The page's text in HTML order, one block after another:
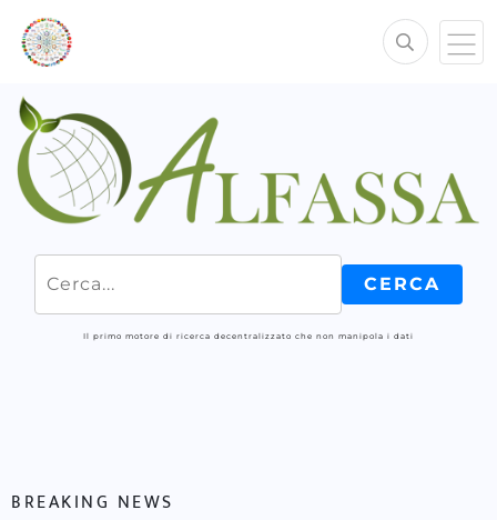
Il primo motore di ricerca decentralizzato che non manipola i dati
BREAKING NEWS